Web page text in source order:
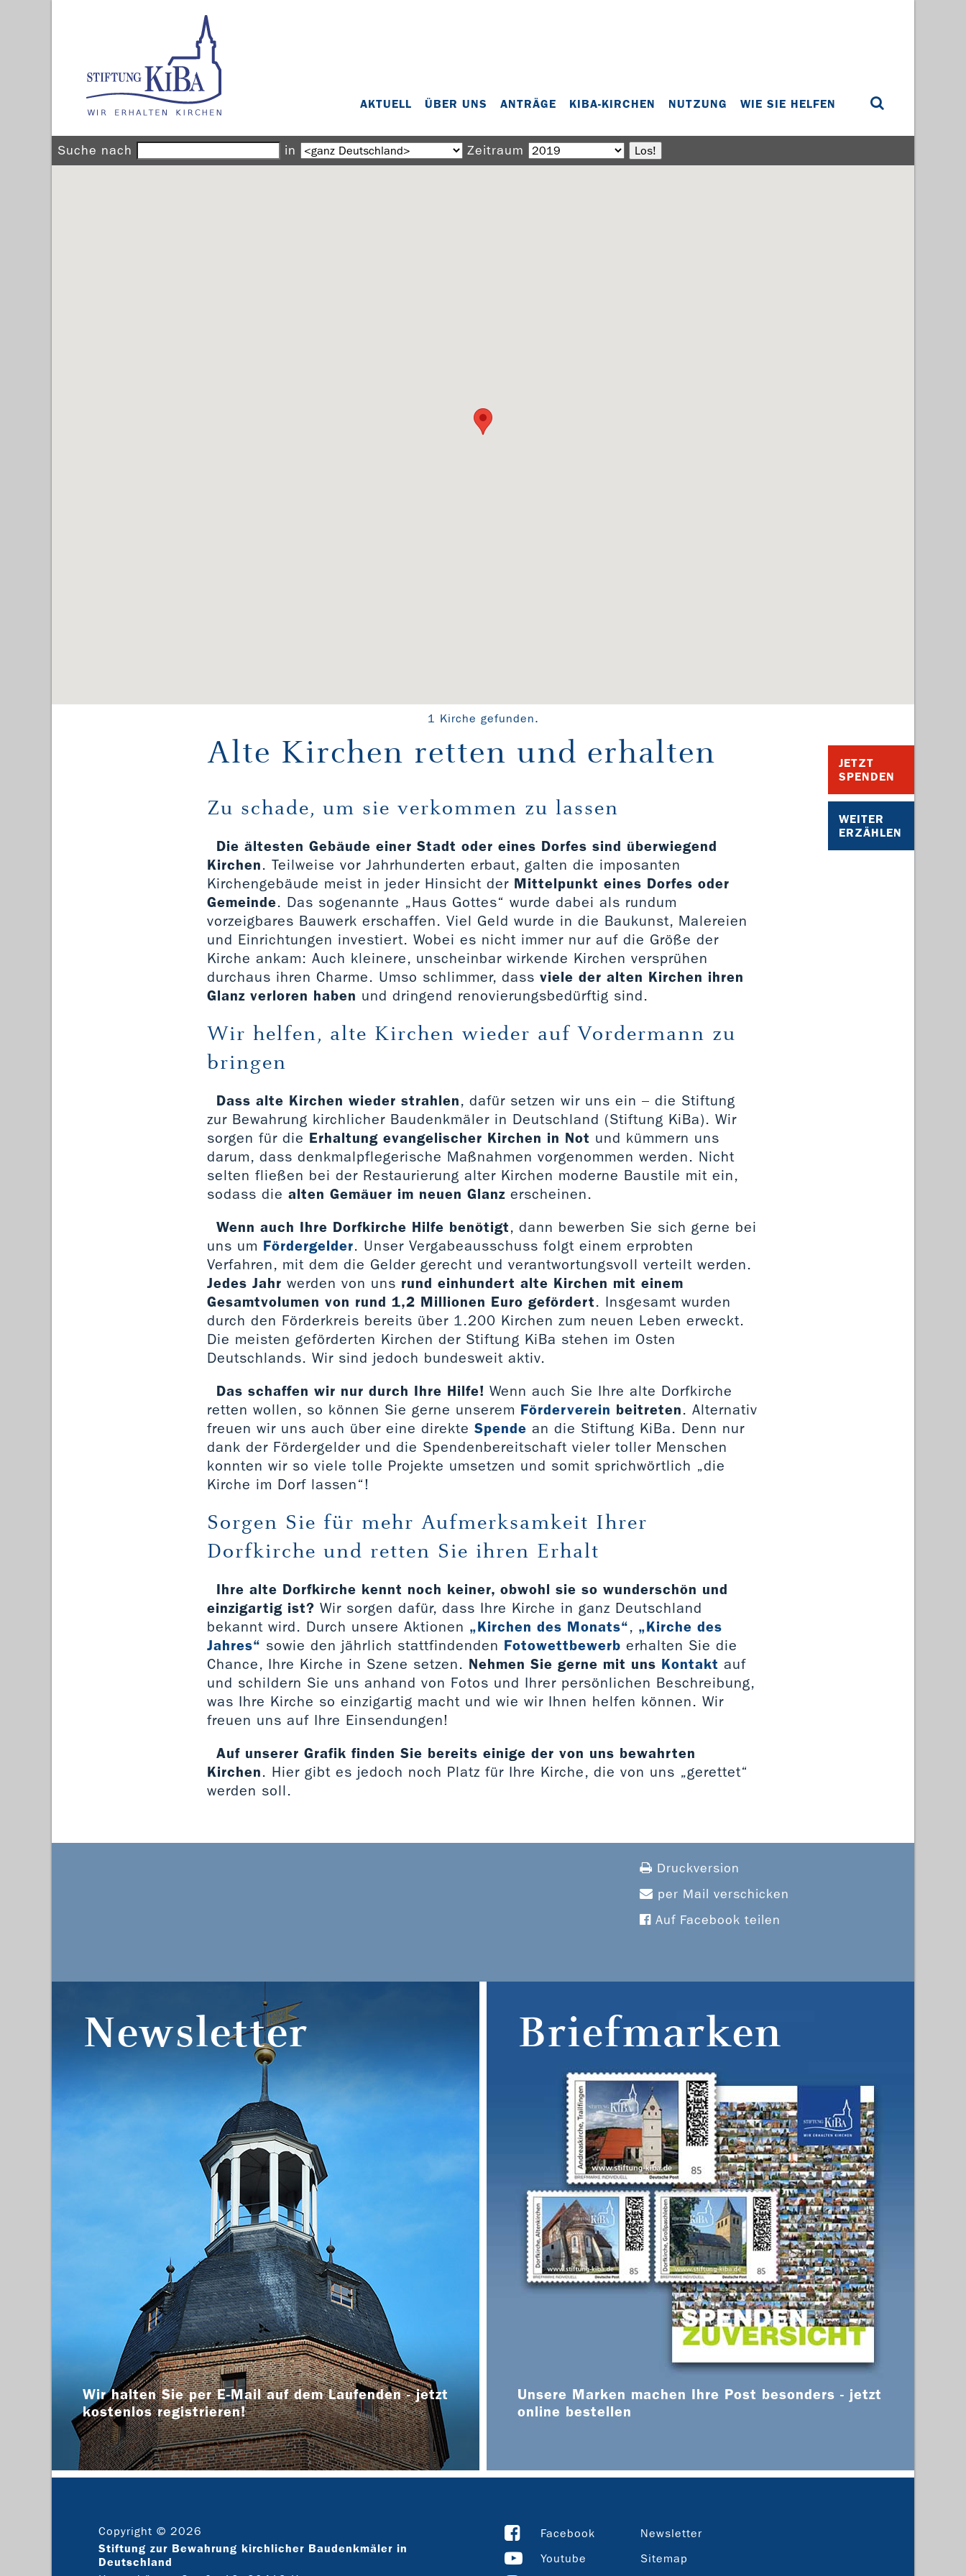
AKTUELL ÜBER UNS ANTRÄGE KIBA-KIRCHEN NUTZUNG WIE SIE HELFEN
JETZT
SPENDEN
WEITER
ERZÄHLEN
Suche nach in Zeitraum
1 Kirche gefunden.
Alte Kirchen retten und erhalten
Zu schade, um sie verkommen zu lassen
Die ältesten Gebäude einer Stadt oder eines Dorfes sind überwiegend
Kirchen. Teilweise vor Jahrhunderten erbaut, galten die imposanten
Kirchengebäude meist in jeder Hinsicht der Mittelpunkt eines Dorfes oder
Gemeinde. Das sogenannte „Haus Gottes“ wurde dabei als rundum
vorzeigbares Bauwerk erschaffen. Viel Geld wurde in die Baukunst, Malereien
und Einrichtungen investiert. Wobei es nicht immer nur auf die Größe der
Kirche ankam: Auch kleinere, unscheinbar wirkende Kirchen versprühen
durchaus ihren Charme. Umso schlimmer, dass viele der alten Kirchen ihren
Glanz verloren haben und dringend renovierungsbedürftig sind.
Wir helfen, alte Kirchen wieder auf Vordermann zu
bringen
Dass alte Kirchen wieder strahlen, dafür setzen wir uns ein – die Stiftung
zur Bewahrung kirchlicher Baudenkmäler in Deutschland (Stiftung KiBa). Wir
sorgen für die Erhaltung evangelischer Kirchen in Not und kümmern uns
darum, dass denkmalpflegerische Maßnahmen vorgenommen werden. Nicht
selten fließen bei der Restaurierung alter Kirchen moderne Baustile mit ein,
sodass die alten Gemäuer im neuen Glanz erscheinen.
Wenn auch Ihre Dorfkirche Hilfe benötigt, dann bewerben Sie sich gerne bei
uns um Fördergelder. Unser Vergabeausschuss folgt einem erprobten
Verfahren, mit dem die Gelder gerecht und verantwortungsvoll verteilt werden.
Jedes Jahr werden von uns rund einhundert alte Kirchen mit einem
Gesamtvolumen von rund 1,2 Millionen Euro gefördert. Insgesamt wurden
durch den Förderkreis bereits über 1.200 Kirchen zum neuen Leben erweckt.
Die meisten geförderten Kirchen der Stiftung KiBa stehen im Osten
Deutschlands. Wir sind jedoch bundesweit aktiv.
Das schaffen wir nur durch Ihre Hilfe! Wenn auch Sie Ihre alte Dorfkirche
retten wollen, so können Sie gerne unserem Förderverein beitreten. Alternativ
freuen wir uns auch über eine direkte Spende an die Stiftung KiBa. Denn nur
dank der Fördergelder und die Spendenbereitschaft vieler toller Menschen
konnten wir so viele tolle Projekte umsetzen und somit sprichwörtlich „die
Kirche im Dorf lassen“!
Sorgen Sie für mehr Aufmerksamkeit Ihrer
Dorfkirche und retten Sie ihren Erhalt
Ihre alte Dorfkirche kennt noch keiner, obwohl sie so wunderschön und
einzigartig ist? Wir sorgen dafür, dass Ihre Kirche in ganz Deutschland
bekannt wird. Durch unsere Aktionen „Kirchen des Monats“, „Kirche des
Jahres“ sowie den jährlich stattfindenden Fotowettbewerb erhalten Sie die
Chance, Ihre Kirche in Szene setzen. Nehmen Sie gerne mit uns Kontakt auf
und schildern Sie uns anhand von Fotos und Ihrer persönlichen Beschreibung,
was Ihre Kirche so einzigartig macht und wie wir Ihnen helfen können. Wir
freuen uns auf Ihre Einsendungen!
Auf unserer Grafik finden Sie bereits einige der von uns bewahrten
Kirchen. Hier gibt es jedoch noch Platz für Ihre Kirche, die von uns „gerettet“
werden soll.
Druckversion
per Mail verschicken
Auf Facebook teilen
Newsletter
Wir halten Sie per E-Mail auf dem Laufenden - jetzt
kostenlos registrieren!
Briefmarken
Unsere Marken machen Ihre Post besonders - jetzt
online bestellen
Copyright © 2026
Stiftung zur Bewahrung kirchlicher Baudenkmäler in
Deutschland
Facebook
Youtube
Newsletter
Sitemap